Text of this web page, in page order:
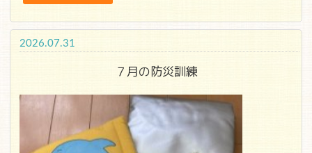
2026.07.31
７月の防災訓練